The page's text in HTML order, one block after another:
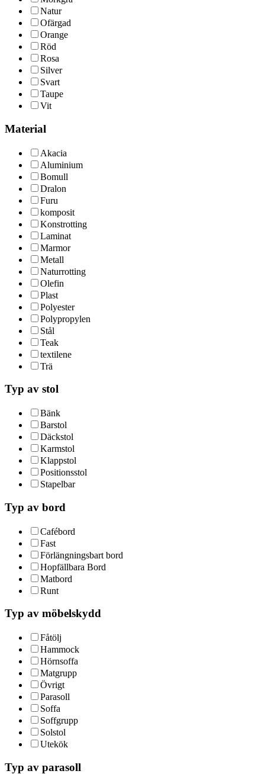
Natur
Ofärgad
Orange
Röd
Rosa
Silver
Svart
Taupe
Vit
Material
Akacia
Aluminium
Bomull
Dralon
Furu
komposit
Konstrotting
Laminat
Marmor
Metall
Naturrotting
Olefin
Plast
Polyester
Polypropylen
Stål
Teak
textilene
Trä
Typ av stol
Bänk
Barstol
Däckstol
Karmstol
Klappstol
Positionsstol
Stapelbar
Typ av bord
Cafébord
Fast
Förlängningsbart bord
Hopfällbara Bord
Matbord
Runt
Typ av möbelskydd
Fåtölj
Hammock
Hörnsoffa
Matgrupp
Övrigt
Parasoll
Soffa
Soffgrupp
Solstol
Utekök
Typ av parasoll